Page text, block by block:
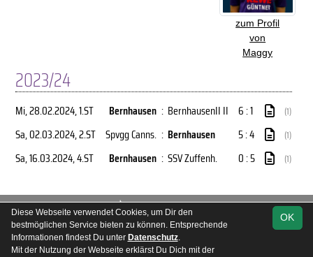
zum Profil
von
Maggy
2023/24
Mi, 28.02.2024, 1.ST Bernhausen : BernhausenII II 6 : 1 (1)
Sa, 02.03.2024, 2.ST Spvgg Canns. : Bernhausen 5 : 4 (1)
Sa, 16.03.2024, 4.ST Bernhausen : SSV Zuffenh. 0 : 5 (1)
soccero.de
Besucherstatistik Kontakt Impressum
OK
Diese Webseite verwendet Cookies, um Dir den
bestmöglichen Service bieten zu können. Entsprechende
Informationen findest Du unter Datenschutz.
Mit der Nutzung der Webseite erklärst Du Dich mit der